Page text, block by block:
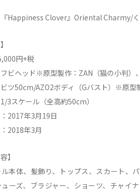
『Happiness Clover』Oriental Charmy/
円+税
ビヘッド※原型製作：ZAN（猫の小判）
ツ50cm/AZO2ボディ（Gバスト）※原型
3スケール（全高約50cm）
2017年3月19日
2018年3月
】
本体、髪飾り、トップス、スカート、パ
ーズ、ブラジャー、ショーツ、チャイ